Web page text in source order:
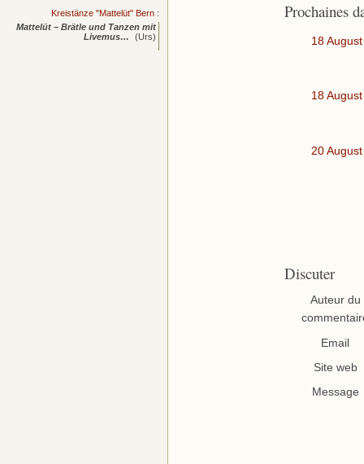
Prochaines
18
18
20
Discuter
Auteur du
Email
Site web
Message
Kreistänze "Mattelüt" Bern :
Mattelüt – Brätle und Tanzen mit
Livemus…
(Urs)